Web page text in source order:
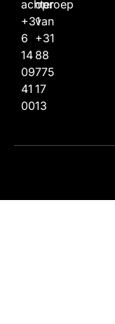
achter
+31
6
14
09
41
00
oproep
van
+31
88
775
17
13